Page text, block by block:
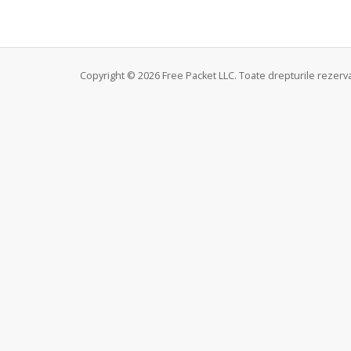
Copyright © 2026 Free Packet LLC. Toate drepturile